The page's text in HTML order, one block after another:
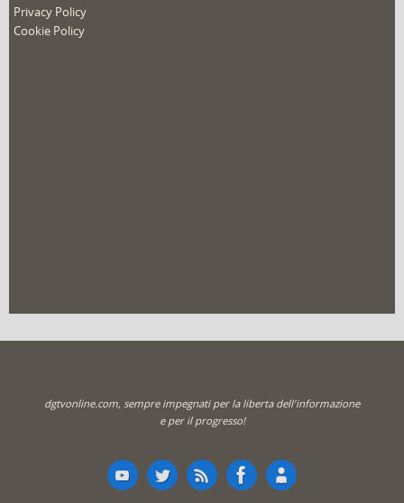
nuovo film
Privacy Policy
Cookie Policy
dgtvonline.com, sempre impegnati per la liberta dell'informazione
e per il progresso!